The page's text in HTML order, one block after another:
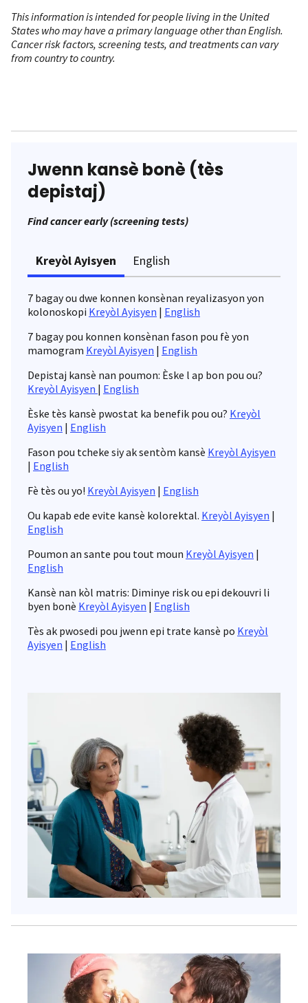
This information is intended for people living in the United
States who may have a primary language other than English.
Cancer risk factors, screening tests, and treatments can vary
from country to country.
Jwenn kansè bonè (tès
depistaj)
Find cancer early (screening tests)
Kreyòl Ayisyen English
7 bagay ou dwe konnen konsènan reyalizasyon yon
kolonoskopi Kreyòl Ayisyen | English
7 bagay pou konnen konsènan fason pou fè yon
mamogram Kreyòl Ayisyen | English
Depistaj kansè nan poumon: Èske l ap bon pou ou?
Kreyòl Ayisyen | English
Èske tès kansè pwostat ka benefik pou ou? Kreyòl
Ayisyen | English
Fason pou tcheke siy ak sentòm kansè Kreyòl Ayisyen
| English
Fè tès ou yo! Kreyòl Ayisyen | English
Ou kapab ede evite kansè kolorektal. Kreyòl Ayisyen |
English
Poumon an sante pou tout moun Kreyòl Ayisyen |
English
Kansè nan kòl matris: Diminye risk ou epi dekouvri li
byen bonè Kreyòl Ayisyen | English
Tès ak pwosedi pou jwenn epi trate kansè po Kreyòl
Ayisyen | English